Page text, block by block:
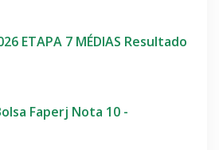
ETAPA 7 MÉDIAS Resultado
Faperj Nota 10 -